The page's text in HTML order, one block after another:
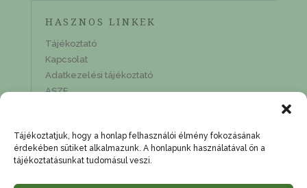
Tájékoztatjuk, hogy a honlap felhasználói élmény fokozásának
érdekében sütiket alkalmazunk. A honlapunk használatával ön a
tájékoztatásunkat tudomásul veszi.
HASZNOS LINKEK
Tájékoztató
Kapcsolat
Adatkezelési tájékoztató
ASZF
2440 Százhalombatta, Kodály stny 28. 10/38,
adószám: 62273002-1-33